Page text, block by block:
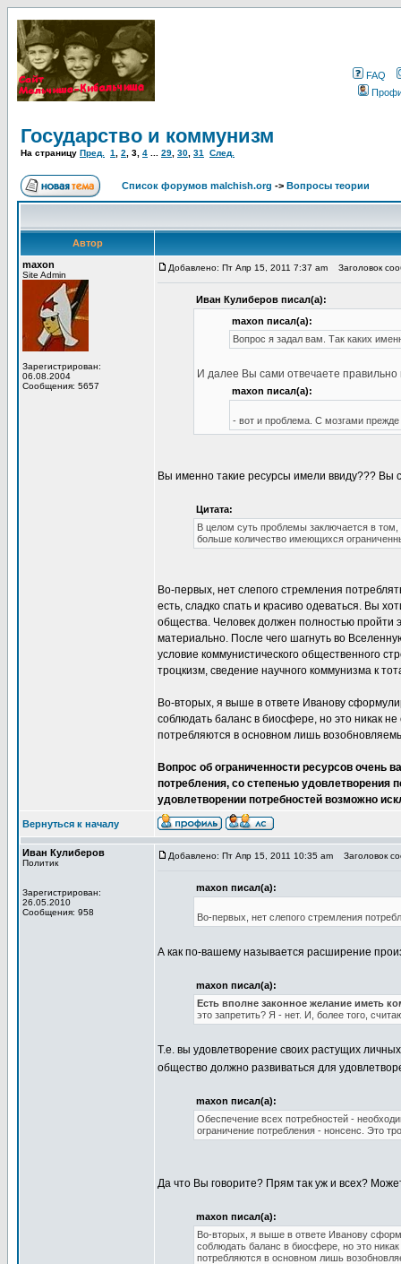
FAQ
Государство и коммунизм
На страницу Пред. 1 2 3 4 29 30 31 След.
Список форумов malchish.org -> Вопросы теории
Автор
maxon
Site Admin
Зарегистрирован:
06.08.2004
Сообщения: 5657
Добавлено: Пт Апр 15, 2011 7:37 am Заголовок
Иван Кулиберов писал(а):
maxon писал(а):
Вопрос я задал вам. Так каких
И далее Вы сами отвечаете правильно
maxon писал(а):
- вот и проблема. С мозгами
Вы именно такие ресурсы имели ввиду??? Вы
Цитата:
В целом суть проблемы заключается в
больше количество имеющихся
Во-первых, нет слепого стремления
есть, сладко спать и красиво одеваться. Вы
общества. Человек должен полностью пройти
материально. После чего шагнуть во
условие коммунистического общественного
троцкизм, сведение научного коммунизма к
Во-вторых, я выше в ответе Иванову
соблюдать баланс в биосфере, но это никак
потребляются в основном лишь
Вопрос об ограниченности ресурсов очень
потребления, со степенью удовлетворения
удовлетворении потребностей возможно
Вернуться к началу
Иван Кулиберов
Политик
Зарегистрирован:
26.05.2010
Сообщения: 958
Добавлено: Пт Апр 15, 2011 10:35 am Заголовок
maxon писал(а):
Во-первых, нет слепого стремления
А как по-вашему называется расширение
maxon писал(а):
Есть вполне законное желание иметь
это запретить? Я - нет. И, более того,
Т.е. вы удовлетворение своих растущих
общество должно развиваться для
maxon писал(а):
Обеспечение всех потребностей -
ограничение потребления - нонсенс. Это
Да что Вы говорите? Прям так уж и всех?
maxon писал(а):
Во-вторых, я выше в ответе Иванову
соблюдать баланс в биосфере, но это
потребляются в основном лишь